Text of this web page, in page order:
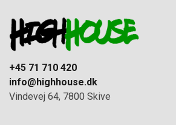
+45 71 710 420
info@highhouse.dk
Vindevej 64, 7800 Skive